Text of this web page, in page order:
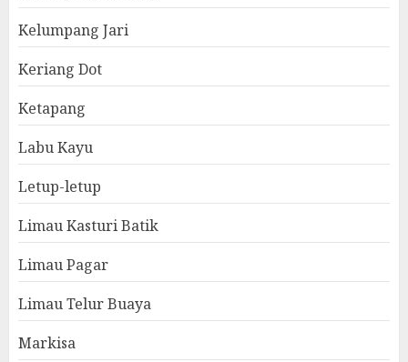
Kelumpang Jari
Keriang Dot
Ketapang
Labu Kayu
Letup-letup
Limau Kasturi Batik
Limau Pagar
Limau Telur Buaya
Markisa